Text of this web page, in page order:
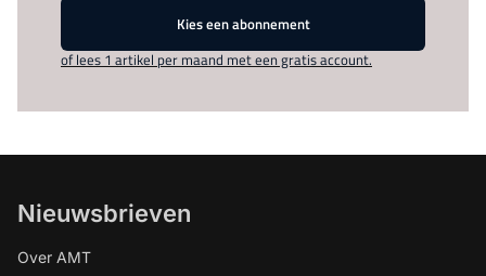
Kies een abonnement
of lees 1 artikel per maand met een gratis account.
Nieuwsbrieven
Over AMT